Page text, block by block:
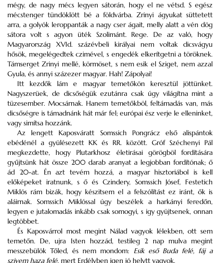
mégy, de nagy mécs legyen sátorán, hogy el ne vétsd. S egész
mécstenger tündöklött bé a földvárba. Zrinyi ágyukat süttetett
arra, a golyók leroppanták a nagy cser ágait, melly alatt a vén dög
sátora volt s agyon üték Szolimánt. Rege. De az való, hogy
Magyarország XVId. százévbeli királyai nem voltak dicsvágyu
hősök, megelégedtek czimével, s engedék elkerítgetni a töröknek.
Támserget Zrinyi mellé, körmöset, s nem esik el Sziget, nem azzal
Gyula, és annyi százezer magyar. Hah! Zápolyai!
Itt kezdők lám e magyar temetőkön keresztül jöttünket.
Nagyszerüek, de dicsőségük ezutánra csak úgy világítna mint a
tüzesember. Mocsárnak. Hanem temetőkböl, feltámadás van, más
dicsőségre is támadnánk hát már fel; európai ész verje le elleninket,
vagy simítsa hozzánk.
Az lengett Kaposváratt Somssich Pongrácz első alispántok
ebédénél a gyülésezett KK és RR. között. Gróf Széchenyi Pál
megkezdette, hogy Plutarkhosz életirásai görögböl fordítására
gyűjtsünk hát össze 200 darab aranyat a legjobban fordítónak; ő
ád 20-at. Én azt tevém hozzá, a magyar hisztoriábol is kell
előképeket iratnunk, s ő és Czindery, Somssich Jósef, Festetich
Miklós rám bizák, hogy készitsem el a felszólítást ez iránt, ők is
aláirnak. Somssich Miklóssal úgy beszélek a harkányi feredőn,
legyen e jutalomadás inkább csak somogyi, s igy gyüjtsenek, onnan
legtöbbet.
És Kaposvárrol most megint Nálad vagyok lélekben, ott sem
temetőn. De, ujra Isten hozzád, testileg 2 nap mulva megint
messzebülök Tőled, és nem mondom: Esik eső Buda felé, fáj a
szivem haza felé, mert Erdélyben igen jó helytt vagyok.